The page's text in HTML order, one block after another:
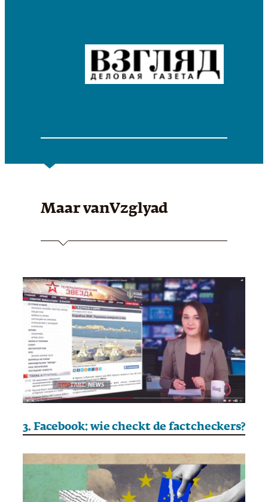
Maar vanVzglyad
3. Facebook: wie checkt de factcheckers?